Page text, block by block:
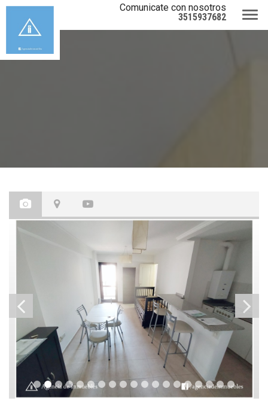
Comunicate con nosotros
3515937682